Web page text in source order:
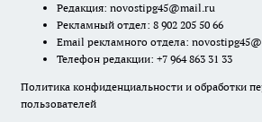
Редакция: novostipg45@mail.ru
Рекламный отдел: 8 902 205 50 66
Email рекламного отдела:
Телефон редакции: +7 964 863 31 33
Политика конфиденциальности и обработки
пользователей